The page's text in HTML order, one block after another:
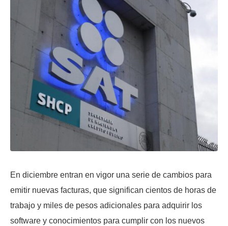
En diciembre entran en vigor una serie de cambios para
emitir nuevas facturas, que significan cientos de horas de
trabajo y miles de pesos adicionales para adquirir los
software y conocimientos para cumplir con los nuevos